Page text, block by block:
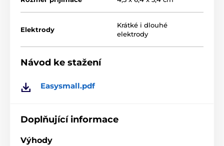
Vodotěsnost
Přijímač obojku je dodáván s plně
ponořitelným přijímačem
volbou pro trénink ve vodě nebo
vody. Vysílačka má základní ochranu proti vodě.
Displej
Elektrody
Krátké i dlouhé
elektrody
Návod ke stažení
Easysmall.pdf
Doplňující informace
Výhody